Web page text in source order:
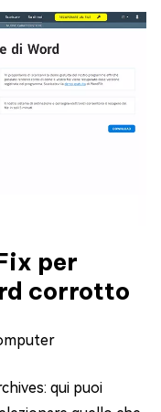
per
corrotto
qui puoi